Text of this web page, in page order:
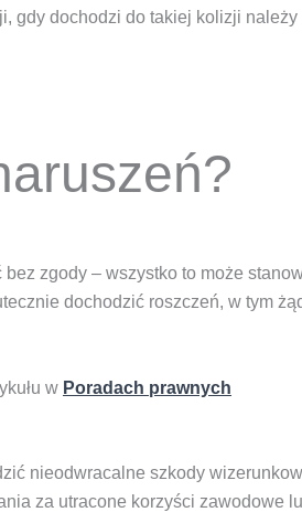
gdy dochodzi do takiej kolizji
zgody – wszystko to może
dochodzić roszczeń, w tym
w Poradach prawnych
nieodwracalne szkody
za utracone korzyści zawodowe